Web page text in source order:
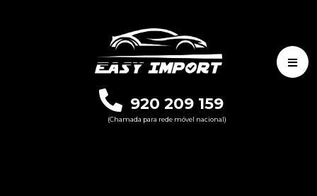
920 209 159
(Chamada para rede móvel nacional)